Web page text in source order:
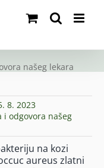
našeg lekara
8. 2023
i odgovora našeg
na kozi
aureus zlatni